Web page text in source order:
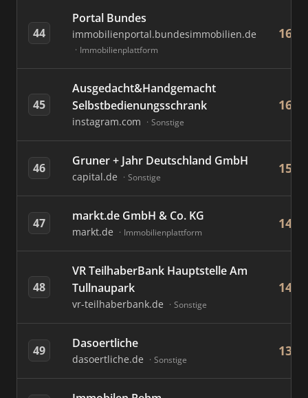
44
Portal Bundes
immobilienportal.bundesimmobilien.de
Immobilienplattform
16
45
Ausgedacht&Handgemacht
Selbstbedienungsschrank
instagram.com Sonstige
16
46 Gruner + Jahr Deutschland GmbH
capital.de Sonstige
15
47 markt.de GmbH & Co. KG
markt.de Immobilienplattform
14
48
VR TeilhaberBank Hauptstelle Am
Tullnaupark
vr-teilhaberbank.de Sonstige
14
49 Dasoertliche
dasoertliche.de Sonstige
13